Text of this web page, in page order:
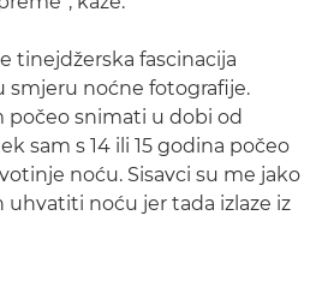
tinejdžerska fascinacija
smjeru noćne fotografije.
počeo snimati u dobi od
sam s 14 ili 15 godina počeo
noću. Sisavci su me jako
uhvatiti noću jer tada izlaze iz